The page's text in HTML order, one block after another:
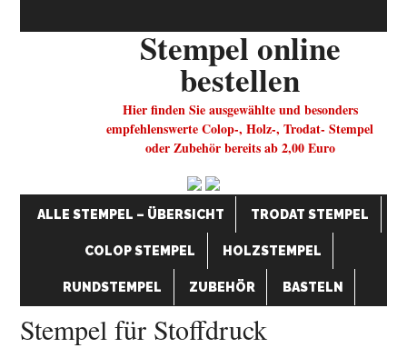
Stempel online
bestellen
Hier finden Sie ausgewählte und besonders
empfehlenswerte Colop-, Holz-, Trodat- Stempel
oder Zubehör bereits ab 2,00 Euro
ALLE STEMPEL – ÜBERSICHT TRODAT STEMPEL
COLOP STEMPEL HOLZSTEMPEL
RUNDSTEMPEL ZUBEHÖR BASTELN
Stempel für Stoffdruck